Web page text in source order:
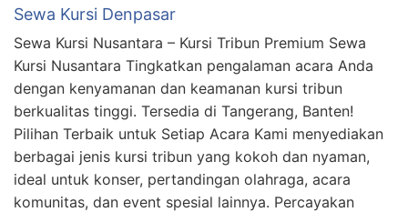
Sewa Kursi Denpasar
Sewa Kursi Nusantara – Kursi Tribun Premium Sewa
Kursi Nusantara Tingkatkan pengalaman acara Anda
dengan kenyamanan dan keamanan kursi tribun
berkualitas tinggi. Tersedia di Tangerang, Banten!
Pilihan Terbaik untuk Setiap Acara Kami menyediakan
berbagai jenis kursi tribun yang kokoh dan nyaman,
ideal untuk konser, pertandingan olahraga, acara
komunitas, dan event spesial lainnya. Percayakan